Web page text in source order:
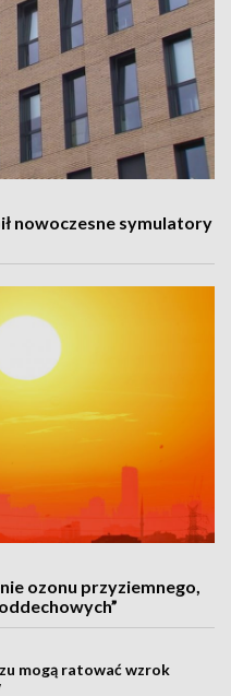
nowoczesne symulatory
ozonu przyziemnego,
mogą ratować wzrok